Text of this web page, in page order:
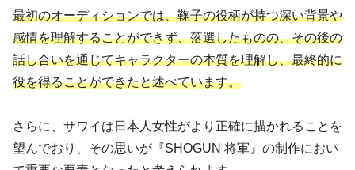
最初のオーディションでは、鞠子の役柄が持つ深い背景や
感情を理解することができず、落選したものの、その後の
話し合いを通じてキャラクターの本質を理解し、最終的に
役を得ることができたと述べています。
さらに、サワイは日本人女性がより正確に描かれることを
望んでおり、その思いが『SHOGUN 将軍』の制作におい